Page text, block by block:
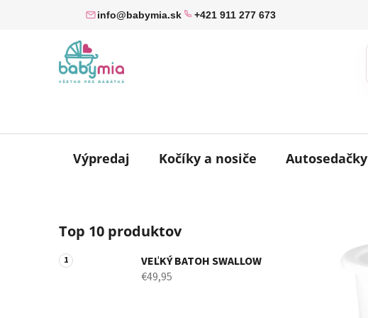
info@babymia.sk +421 911 277 673
Výpredaj Kočíky a nosiče Autosedačky
o
č
n
Top 10 produktov
VEĽKÝ BATOH SWALLOW
€49,95